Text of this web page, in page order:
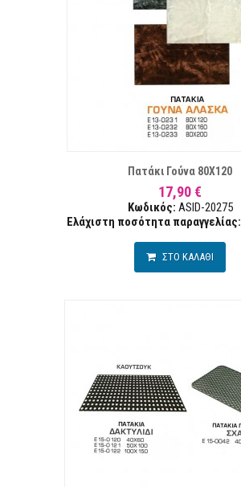
Πατάκι Γούνα 80Χ120
17,90 €
Κωδικός: ASID-20275
Ελάχιστη ποσότητα παραγγελίας:
ΣΤΟ ΚΑΛΑΘΙ